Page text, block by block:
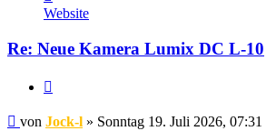
von
Jock-
Website
Re: Neue Kamera Lumix DC L-10
Beitrag
von Jock-l » Sonntag 19. Juli 2026, 07:31